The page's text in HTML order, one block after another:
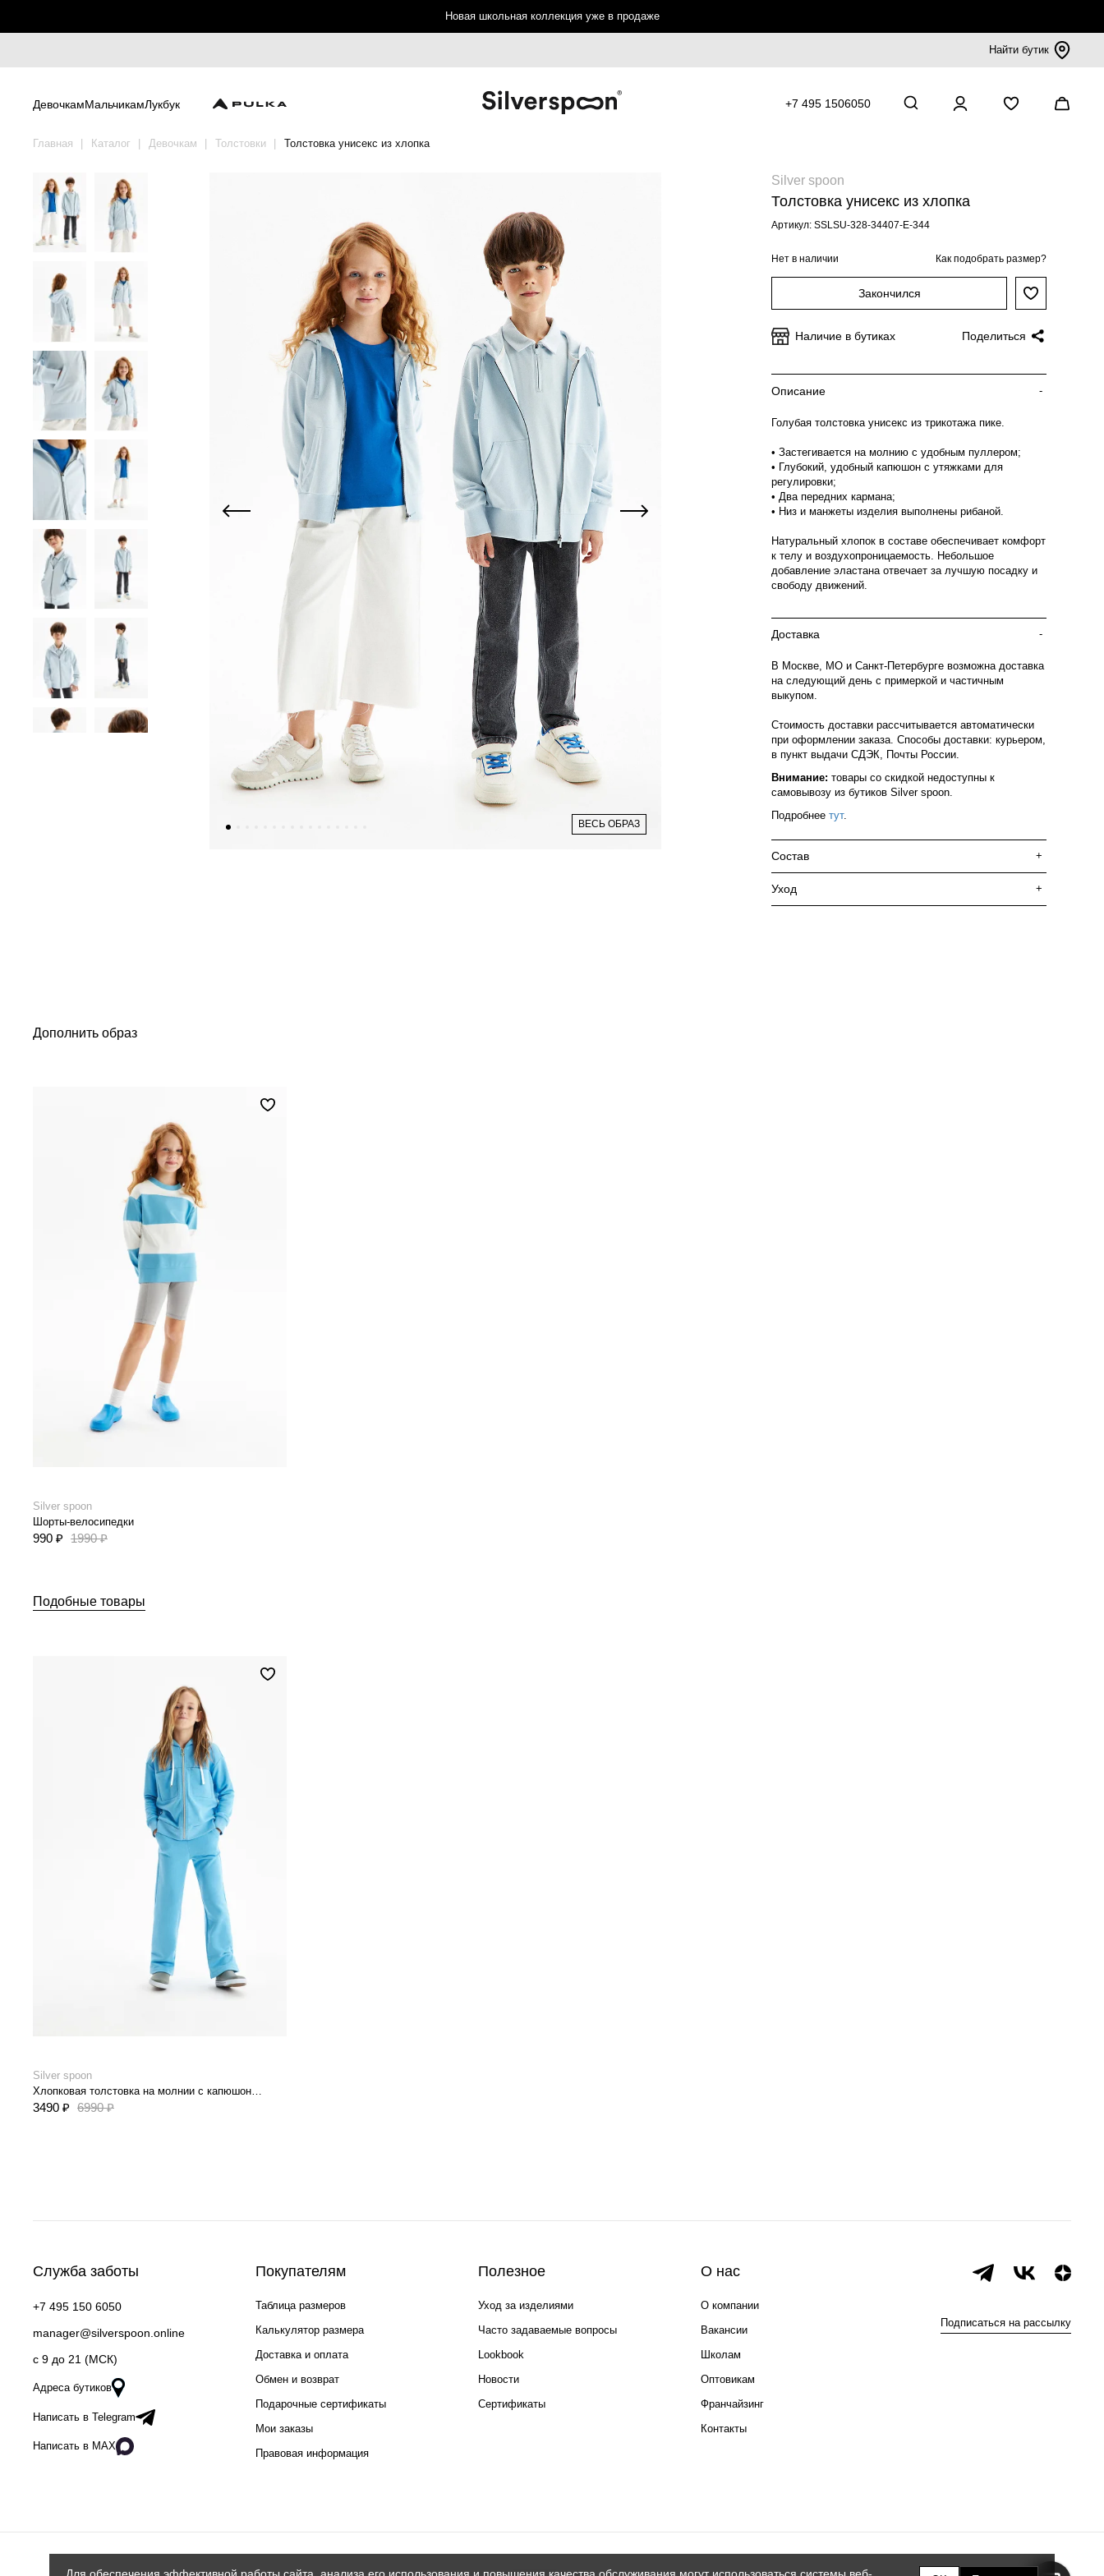
Новая школьная коллекция уже в продаже
Найти бутик
ДевочкамМальчикамЛукбук +7 495 1506050
Главная Каталог Девочкам Толстовки Толстовка унисекс из хлопка
ВЕСЬ ОБРАЗ
Silver spoon
Толстовка унисекс из хлопка
Артикул: SSLSU-328-34407-E-344
Нет в наличии Как подобрать размер?
Закончился
Наличие в бутиках Поделиться
Описание -
Голубая толстовка унисекс из трикотажа пике.
• Застегивается на молнию с удобным пуллером;
• Глубокий, удобный капюшон с утяжками для
регулировки;
• Два передних кармана;
• Низ и манжеты изделия выполнены рибаной.
Натуральный хлопок в составе обеспечивает комфорт
к телу и воздухопроницаемость. Небольшое
добавление эластана отвечает за лучшую посадку и
свободу движений.
Доставка -
В Москве, МО и Санкт-Петербурге возможна доставка
на следующий день с примеркой и частичным
выкупом.
Стоимость доставки рассчитывается автоматически
при оформлении заказа. Способы доставки: курьером,
в пункт выдачи СДЭК, Почты России.
Внимание: товары со скидкой недоступны к
самовывозу из бутиков Silver spoon.
Подробнее тут.
Состав +
Уход +
Дополнить образ
Silver spoon
Шорты-велосипедки
990 ₽ 1990 ₽
Подобные товары
Silver spoon
3490 ₽ 6990 ₽
Служба заботы
+7 495 150 6050
manager@silverspoon.online
c 9 до 21 (МСК)
Адреса бутиков
Написать в Telegram
Написать в MAX
Покупателям
Таблица размеров
Калькулятор размера
Доставка и оплата
Обмен и возврат
Подарочные сертификаты
Мои заказы
Правовая информация
Полезное
Уход за изделиями
Часто задаваемые вопросы
Lookbook
Новости
Сертификаты
О нас
О компании
Вакансии
Школам
Оптовикам
Франчайзинг
Контакты
Подписаться на рассылку